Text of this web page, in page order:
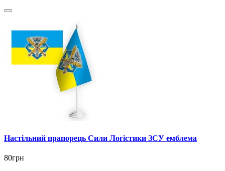
Настільний прапорець Сили Логістики ЗСУ емблема
80грн